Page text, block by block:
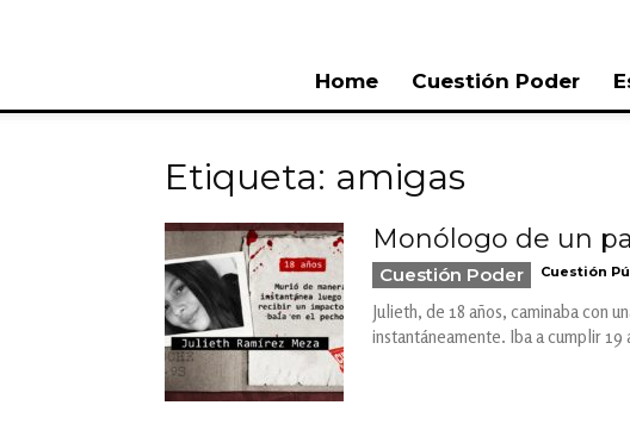
Home Cuestión Poder
Etiqueta: amigas
Monólogo de un
Cuestión Poder Cuestión
Julieth, de 18 años, caminaba con
instantáneamente. Iba a cumplir